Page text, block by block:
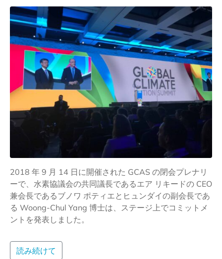
2018 年 9 月 14 日に開催された GCAS の閉会プレナリ
ーで、水素協議会の共同議長であるエア リキードの CEO
兼会長であるブノワ ポティエとヒュンダイの副会長であ
る Woong-Chul Yang 博士は、ステージ上でコミットメ
ントを発表しました。
読み続けて